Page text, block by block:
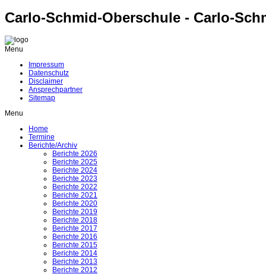
Carlo-Schmid-Oberschule - Carlo-
Menu
Impressum
Datenschutz
Disclaimer
Ansprechpartner
Sitemap
Menu
Home
Termine
Berichte/Archiv
Berichte 2026
Berichte 2025
Berichte 2024
Berichte 2023
Berichte 2022
Berichte 2021
Berichte 2020
Berichte 2019
Berichte 2018
Berichte 2017
Berichte 2016
Berichte 2015
Berichte 2014
Berichte 2013
Berichte 2012